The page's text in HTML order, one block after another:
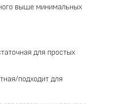
выше минимальных
для простых
подходит для